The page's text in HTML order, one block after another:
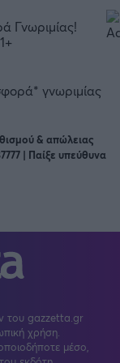
γνωριμίας
Γνωριμίας!
& απώλειας
| Παίξε υπεύθυνα
του gazzetta.gr
χρήση.
μέσο,